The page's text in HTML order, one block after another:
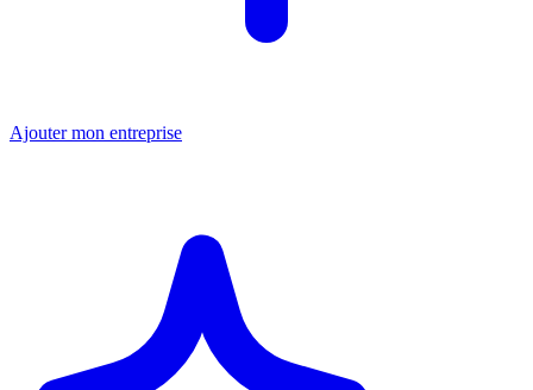
Ajouter mon entreprise